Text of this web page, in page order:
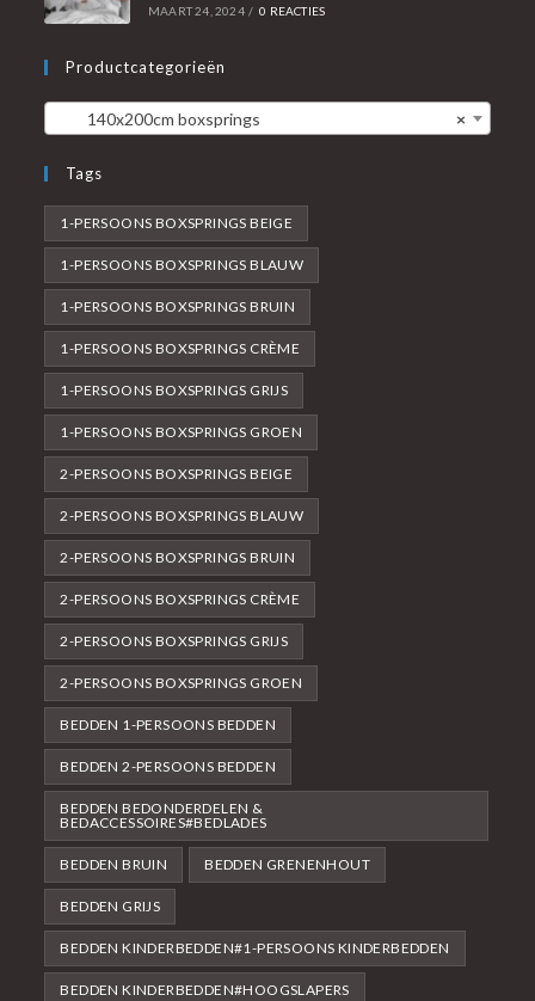
MAART 24, 2024 / 0 REACTIES
Productcategorieën
×
140x200cm boxsprings
Tags
1-PERSOONS BOXSPRINGS BEIGE
1-PERSOONS BOXSPRINGS BLAUW
1-PERSOONS BOXSPRINGS BRUIN
1-PERSOONS BOXSPRINGS CRÈME
1-PERSOONS BOXSPRINGS GRIJS
1-PERSOONS BOXSPRINGS GROEN
2-PERSOONS BOXSPRINGS BEIGE
2-PERSOONS BOXSPRINGS BLAUW
2-PERSOONS BOXSPRINGS BRUIN
2-PERSOONS BOXSPRINGS CRÈME
2-PERSOONS BOXSPRINGS GRIJS
2-PERSOONS BOXSPRINGS GROEN
BEDDEN 1-PERSOONS BEDDEN
BEDDEN 2-PERSOONS BEDDEN
BEDDEN BEDONDERDELEN &
BEDACCESSOIRES#BEDLADES
BEDDEN BRUIN BEDDEN GRENENHOUT
BEDDEN GRIJS
BEDDEN KINDERBEDDEN#1-PERSOONS KINDERBEDDEN
BEDDEN KINDERBEDDEN#HOOGSLAPERS